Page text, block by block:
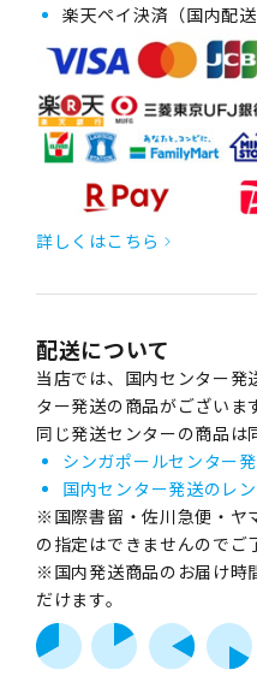
楽天ペイ決済（国内配送
詳しくはこちら
配送について
当店では、国内センター発
ター発送の商品がございま
同じ発送センターの商品は
シンガポールセンター
国内センター発送のレ
※国際書留・佐川急便・ヤ
の指定はできませんのでご
※国内発送商品のお届け時
だけます。